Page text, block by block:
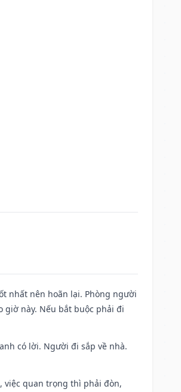
nhất nên hoãn lại. Phòng người
này. Nếu bắt buộc phải đi
có lời. Người đi sắp về nhà.
việc quan trọng thì phải đòn,